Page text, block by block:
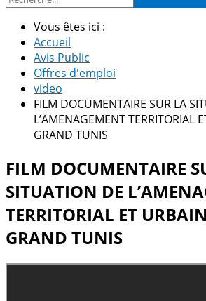
Vous êtes ici :
Accueil
Avis Public
Offres d'emploi
video
FILM DOCUMENTAIRE SUR LA
L’AMENAGEMENT TERRITORIAL
GRAND TUNIS
FILM DOCUMENTAIRE
SITUATION DE
TERRITORIAL ET
GRAND TUNIS